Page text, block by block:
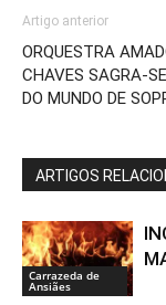
Artigo anterior
ORQUESTRA
CHAVES SAGRA-
DO MUNDO DE
ARTIGOS
Carrazeda de
Ansiães